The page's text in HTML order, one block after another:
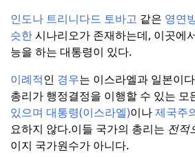
인도나 트리니다드 토바고 같은 영연
슷한시나리오가 존재하는데, 이곳에
능을 하는 대통령이 있다.
이례적인 경우는 이스라엘과 일본이
총리가 행정결정을 이행할 수 있는 모
있으며 대통령(이스라엘)이나제국주
요하지 않다.이들 국가의 총리는 전적
이지 국가원수가 아니다.